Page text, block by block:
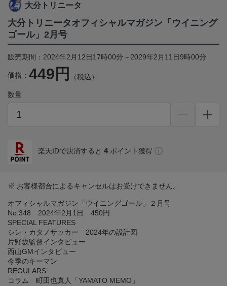
大分トリニータ
大分トリニータオフィシャルマガジン「ウイニング
ゴール」2月号
販売期間：2024年2月12日17時00分～2029年2月11日9時00分
価格： 449円 （税込）
数量
楽天IDで決済すると 4 ポイント獲得
※ お客様都合によるキャンセルはお受けできません。
オフィシャルマガジン「ウイニングゴール」２月号
No.348 2024年2月1日 450円
SPECIAL FEATURES
シン・カタノサッカー 2024年の設計図
片野坂監督インタビュー
西山GMインタビュー
今季のキーマン
REGULARS
コラム 町田也真人「YAMATO MEMO」